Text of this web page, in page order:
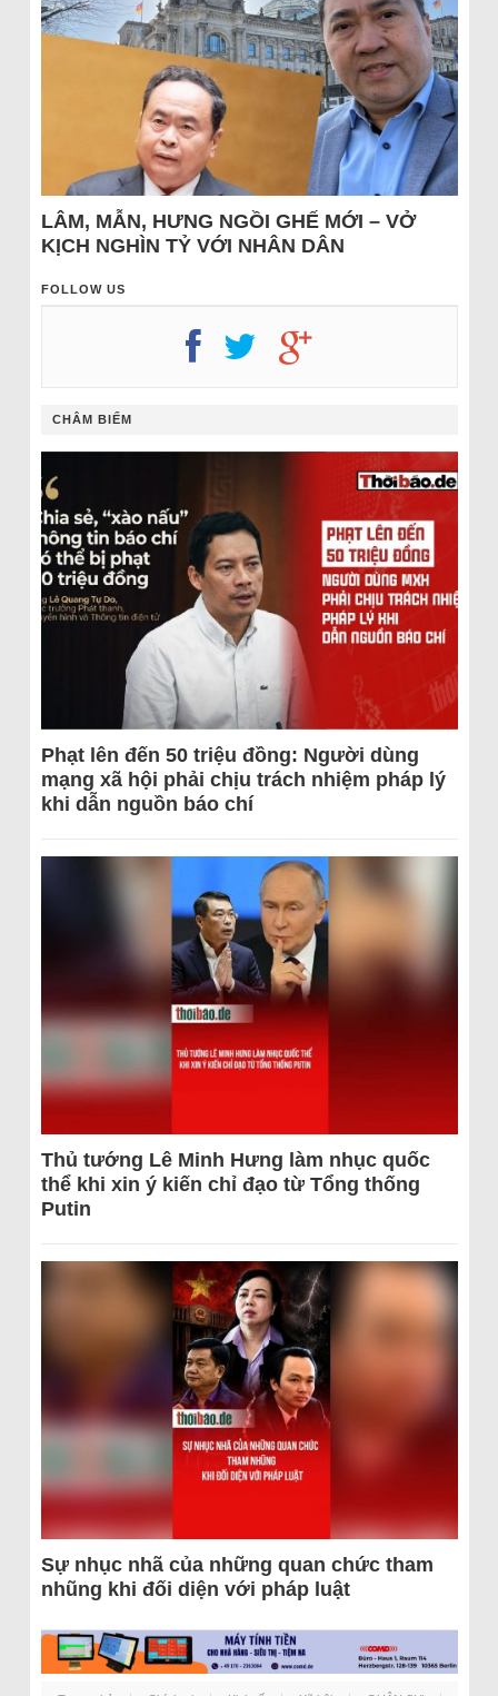
LÂM, MẪN, HƯNG NGỒI GHẾ MỚI – VỞ
KỊCH NGHÌN TỶ VỚI NHÂN DÂN
FOLLOW US
CHÂM BIẾM
Phạt lên đến 50 triệu đồng: Người dùng
mạng xã hội phải chịu trách nhiệm pháp lý
khi dẫn nguồn báo chí
Thủ tướng Lê Minh Hưng làm nhục quốc
thể khi xin ý kiến chỉ đạo từ Tổng thống
Putin
Sự nhục nhã của những quan chức tham
nhũng khi đối diện với pháp luật